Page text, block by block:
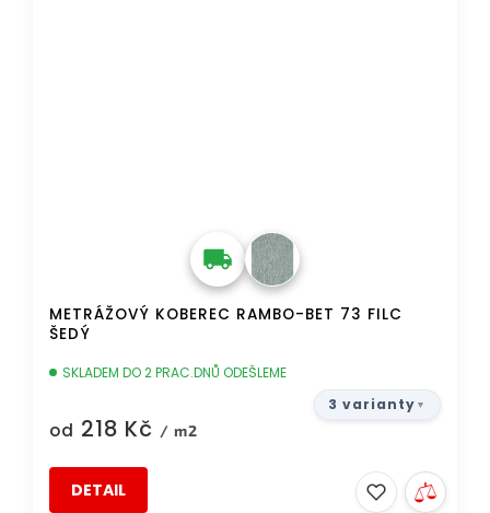
METRÁŽOVÝ KOBEREC RAMBO-BET 73 FILC
ŠEDÝ
SKLADEM DO 2 PRAC.DNŮ ODEŠLEME
od 218 Kč / m2
DETAIL
3 varianty